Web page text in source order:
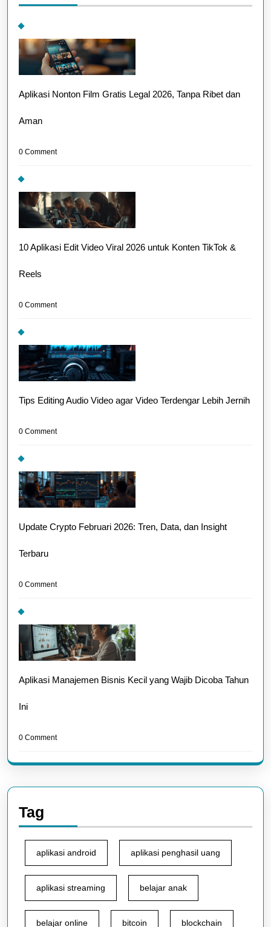
Aplikasi Nonton Film Gratis Legal 2026, Tanpa Ribet dan
Aman
0 Comment
10 Aplikasi Edit Video Viral 2026 untuk Konten TikTok &
Reels
0 Comment
Tips Editing Audio Video agar Video Terdengar Lebih Jernih
0 Comment
Update Crypto Februari 2026: Tren, Data, dan Insight
Terbaru
0 Comment
Aplikasi Manajemen Bisnis Kecil yang Wajib Dicoba Tahun
Ini
0 Comment
Tag
aplikasi android aplikasi penghasil uang
aplikasi streaming belajar anak
belajar online bitcoin blockchain